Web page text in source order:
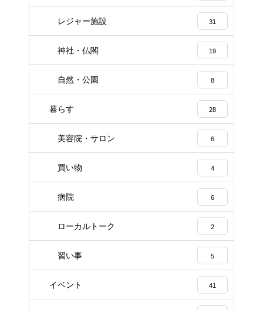
レジャー施設 31
神社・仏閣 19
自然・公園 8
暮らす 28
美容院・サロン 6
買い物 4
病院 6
ローカルトーク 2
習い事 5
イベント 41